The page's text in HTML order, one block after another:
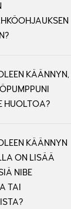
KÄÄNNYN,
HUOLTOA?
KÄÄNNYN
ON LISÄÄ
NIBE
TAI